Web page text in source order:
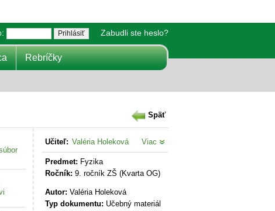
Zabudli ste heslo?
Rebríčky
Späť
Učiteľ: Valéria Holeková Viac
Predmet: Fyzika
Ročník: 9. ročník ZŠ (Kvarta OG)
Autor: Valéria Holeková
Typ dokumentu: Učebný materiál